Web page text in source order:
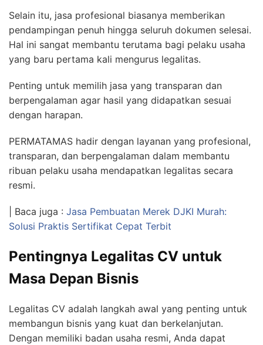
Selain itu, jasa profesional biasanya memberikan
pendampingan penuh hingga seluruh dokumen selesai.
Hal ini sangat membantu terutama bagi pelaku usaha
yang baru pertama kali mengurus legalitas.
Penting untuk memilih jasa yang transparan dan
berpengalaman agar hasil yang didapatkan sesuai
dengan harapan.
PERMATAMAS hadir dengan layanan yang profesional,
transparan, dan berpengalaman dalam membantu
ribuan pelaku usaha mendapatkan legalitas secara
resmi.
| Baca juga : Jasa Pembuatan Merek DJKI Murah:
Solusi Praktis Sertifikat Cepat Terbit
Pentingnya Legalitas CV untuk
Masa Depan Bisnis
Legalitas CV adalah langkah awal yang penting untuk
membangun bisnis yang kuat dan berkelanjutan.
Dengan memiliki badan usaha resmi, Anda dapat